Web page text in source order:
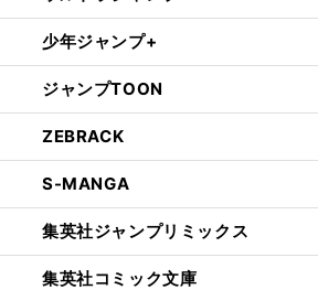
少年ジャンプ+
ジャンプTOON
ZEBRACK
S-MANGA
集英社ジャンプリミックス
集英社コミック文庫